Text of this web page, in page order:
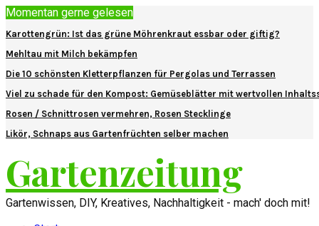
Momentan gerne gelesen
Karottengrün: Ist das grüne Möhrenkraut essbar oder giftig?
Mehltau mit Milch bekämpfen
Die 10 schönsten Kletterpflanzen für Pergolas und Terrassen
Viel zu schade für den Kompost: Gemüseblätter mit wertvollen
Rosen / Schnittrosen vermehren, Rosen Stecklinge
Likör, Schnaps aus Gartenfrüchten selber machen
Gartenzeitung
Gartenwissen, DIY, Kreatives, Nachhaltigkeit - mach' doch mit!